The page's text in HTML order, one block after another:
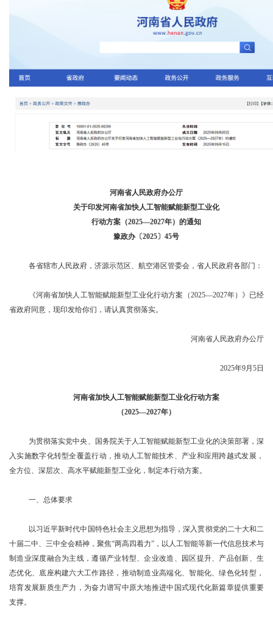
河南省人民政府办公厅
关于印发河南省加快人工智能赋能新型工业化
行动方案（2025—2027年）的通知
豫政办〔2025〕45号
各省辖市人民政府，济源示范区、航空港区管委会，省人民政府各部门：
《河南省加快人工智能赋能新型工业化行动方案（2025—2027年）》已经
省政府同意，现印发给你们，请认真贯彻落实。
河南省人民政府办公厅
2025年9月5日
河南省加快人工智能赋能新型工业化行动方案
（2025—2027年）
为贯彻落实党中央、国务院关于人工智能赋能新型工业化的决策部署，深
入实施数字化转型全覆盖行动，推动人工智能技术、产业和应用跨越式发展，
全方位、深层次、高水平赋能新型工业化，制定本行动方案。
一、总体要求
以习近平新时代中国特色社会主义思想为指导，深入贯彻党的二十大和二
十届二中、三中全会精神，聚焦“两高四着力”，以人工智能等新一代信息技术与
制造业深度融合为主线，遵循产业转型、企业改造、园区提升、产品创新、生
态优化、底座构建六大工作路径，推动制造业高端化、智能化、绿色化转型，
培育发展新质生产力，为奋力谱写中原大地推进中国式现代化新篇章提供重要
支撑。